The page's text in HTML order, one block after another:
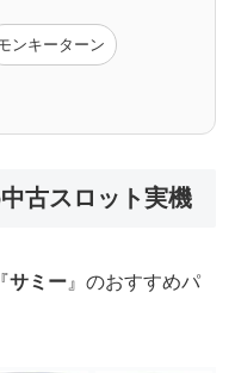
ンキーターン
古スロット実機
サミー 』のおすすめパ